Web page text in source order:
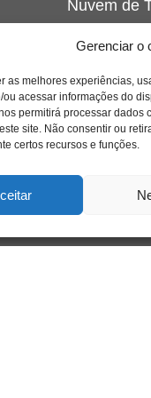
Gerenciar o
as melhores experiências,
ou acessar informações do
permitirá processar dados
site. Não consentir ou
certos recursos e funções.
Nuvem de
crianca cuidado
educação
freud infância
loucura luto